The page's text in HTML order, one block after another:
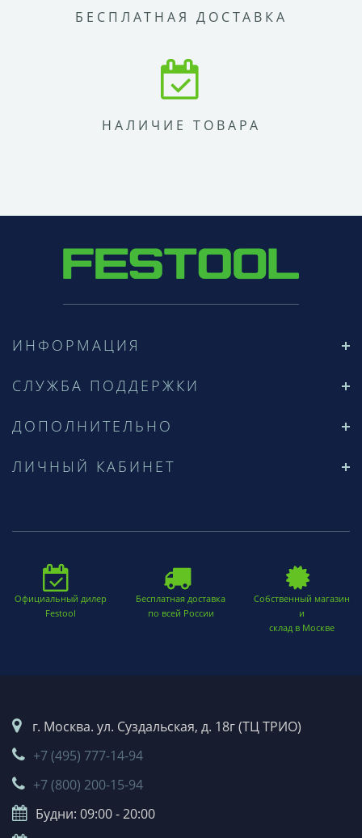
БЕСПЛАТНАЯ ДОСТАВКА
НАЛИЧИЕ ТОВАРА
ИНФОРМАЦИЯ
СЛУЖБА ПОДДЕРЖКИ
ДОПОЛНИТЕЛЬНО
ЛИЧНЫЙ КАБИНЕТ
Официальный дилер
Festool
Бесплатная доставка
по всей России
Собственный магазин
и
склад в Москве
г. Москва. ул. Суздальская, д. 18г (ТЦ ТРИО)
+7 (495) 777-14-94
+7 (800) 200-15-94
Будни: 09:00 - 20:00